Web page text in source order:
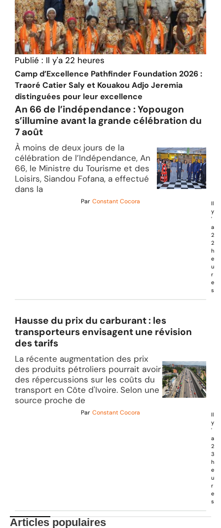
Publié : Il y'a 22 heures
Camp d’Excellence Pathfinder Foundation 2026 :
Traoré Catier Saly et Kouakou Adjo Jeremia
distinguées pour leur excellence
An 66 de l’indépendance : Yopougon
s’illumine avant la grande célébration du
7 août
À moins de deux jours de la
célébration de l’Indépendance, An
66, le Ministre du Tourisme et des
Loisirs, Siandou Fofana, a effectué
dans la
Par Constant Cocora
Il
y
'
a
2
2
h
e
u
r
e
s
Hausse du prix du carburant : les
transporteurs envisagent une révision
des tarifs
La récente augmentation des prix
des produits pétroliers pourrait avoir
des répercussions sur les coûts du
transport en Côte d'Ivoire. Selon une
source proche de
Par Constant Cocora
Il
y
'
a
2
3
h
e
u
r
e
s
Articles populaires